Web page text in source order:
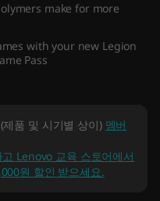
make for more
with your new Legion
Pass
품 및 시기별 상이) 멤버
Lenovo 교육 스토어에서
원 할인 받으세요.